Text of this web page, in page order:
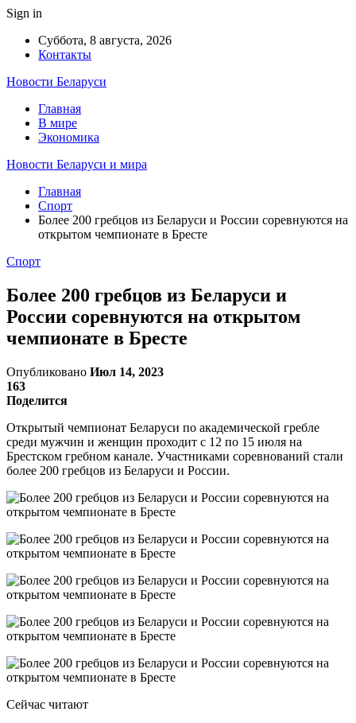
Sign in
Суббота, 8 августа, 2026
Контакты
Новости Беларуси
Главная
В мире
Экономика
Новости Беларуси и мира
Главная
Спорт
Более 200 гребцов из Беларуси и России соревнуются на
открытом чемпионате в Бресте
Спорт
Более 200 гребцов из Беларуси и
России соревнуются на открытом
чемпионате в Бресте
Опубликовано Июл 14, 2023
163
Поделится
Открытый чемпионат Беларуси по академической гребле
среди мужчин и женщин проходит с 12 по 15 июля на
Брестском гребном канале. Участниками соревнований стали
более 200 гребцов из Беларуси и России.
Сейчас читают